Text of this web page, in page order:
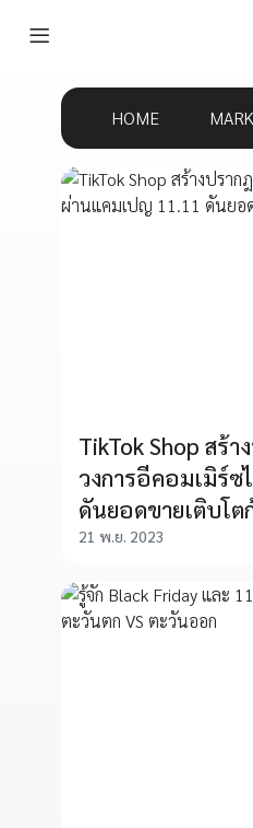
HOME
TikTok Shop สร้
วงการอีคอมเมิร์
ดันยอดขายเติบโต
21 พ.ย. 2023